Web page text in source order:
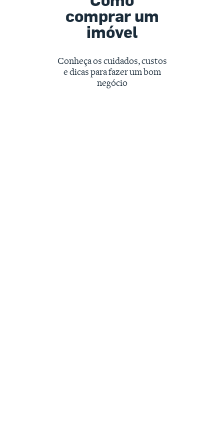
comprar um
imóvel
Conheça os cuidados, custos
e dicas para fazer um bom
negócio